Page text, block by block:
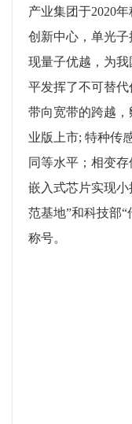
产业集团于2020
创新中心，单光
现量子优越，为
平发挥了不可替
带向宽带的跨越，
业版上市; 特种传
同等水平；相变存
嵌入式芯片实现
范基地”和科技部
称号。